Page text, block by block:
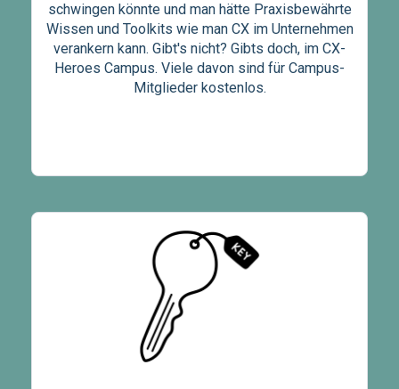
schwingen könnte und man hätte Praxisbewährte
Wissen und Toolkits wie man CX im Unternehmen
verankern kann. Gibt's nicht? Gibts doch, im CX-
Heroes Campus. Viele davon sind für Campus-
Mitglieder kostenlos.